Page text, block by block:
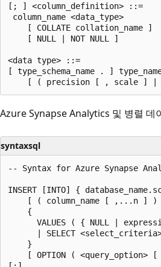
[; ] <column_definition> ::=
column_name <data_type>
    [ COLLATE collation_name ]
    [ NULL | NOT NULL ]
<data type> ::=
[ type_schema_name . ]
Azure Synapse Analytics 및 병렬
syntaxsql
-- Syntax for Azure Synapse
INSERT [INTO] {
[ ( column_name [ ,...n ]
    {
VALUES ( { NULL |
| SELECT
    }
[ OPTION ( <query_option>